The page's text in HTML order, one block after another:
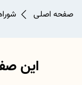
صفحه اصلی
این